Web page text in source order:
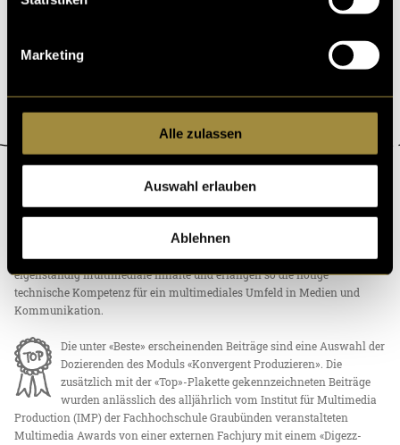
Marketing
Alle zulassen
Auswahl erlauben
Ablehnen
«Digezz» ist die Produktionsplattform des Bachelor-Studiengangs
«Multimedia Production» an der Fachhochschule Graubünden und der
Berner Fachhochschule. Studierende produzieren auf dieser Plattform
eigenständig multimediale Inhalte und erlangen so die nötige
technische Kompetenz für ein multimediales Umfeld in Medien und
Kommunikation.
Die unter «Beste» erscheinenden Beiträge sind eine Auswahl der
Dozierenden des Moduls «Konvergent Produzieren». Die
zusätzlich mit der «Top»-Plakette gekennzeichneten Beiträge
wurden anlässlich des alljährlich vom Institut für Multimedia
Production (IMP) der Fachhochschule Graubünden veranstalteten
Multimedia Awards von einer externen Fachjury mit einem «Digezz-